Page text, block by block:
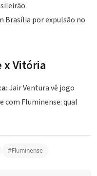
Brasília por expulsão no
x Vitória
Jair Ventura vê jogo
com Fluminense: qual
#Fluminense